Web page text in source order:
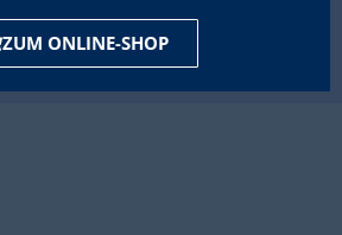
ZUM ONLINE-SHOP